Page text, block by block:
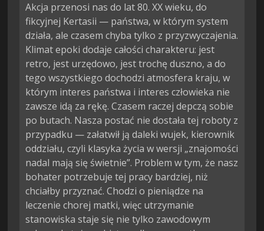
Akcja przenosi nas do lat 80. XX wieku, do
fikcyjnej Kertasii — państwa, w którym system
działa, ale czasem chyba tylko z przyzwyczajenia.
Klimat epoki dodaje całości charakteru: jest
retro, jest urzędowo, jest trochę duszno, a do
tego wszystkiego dochodzi atmosfera kraju, w
którym interes państwa i interes człowieka nie
zawsze idą za rękę. Czasem raczej depczą sobie
po butach. Nasza postać nie dostała tej roboty z
przypadku — załatwił ją daleki wujek, kierownik
oddziału, czyli klasyka życia w wersji „znajomości
nadal mają się świetnie”. Problem w tym, że nasz
bohater potrzebuje tej pracy bardziej, niż
chciałby przyznać. Chodzi o pieniądze na
leczenie chorej matki, więc utrzymanie
stanowiska staje się nie tylko zawodowym